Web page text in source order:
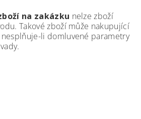
na zakázku nelze zboží
Takové zboží může nakupující
nesplňuje-li domluvené parametry